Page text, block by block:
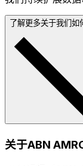
了解更多关于我们
关于ABN